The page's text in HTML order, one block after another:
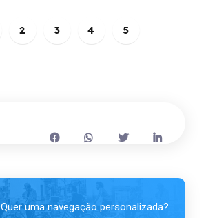
2 3 4 5
Quer uma navegação personalizada?